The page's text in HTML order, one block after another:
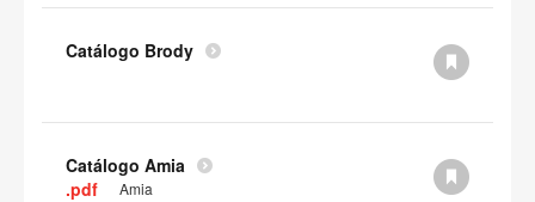
Catálogo Brody
Catálogo Amia
.pdf
Amia